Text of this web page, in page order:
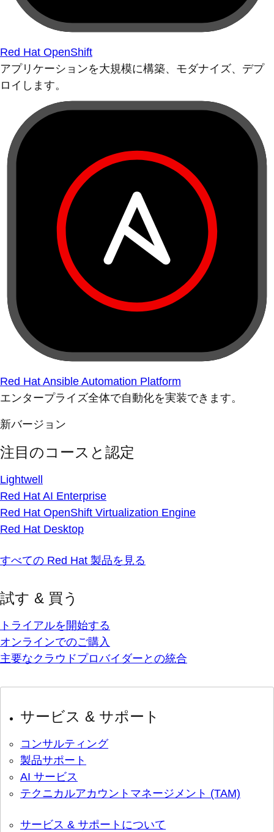
Red Hat OpenShift
アプリケーションを大規模に構築、モダナイズ、デプ
ロイします。
Red Hat Ansible Automation Platform
エンタープライズ全体で自動化を実装できます。
新バージョン
注目のコースと認定
Lightwell
Red Hat AI Enterprise
Red Hat OpenShift Virtualization Engine
Red Hat Desktop
すべての Red Hat 製品を見る
試す & 買う
トライアルを開始する
オンラインでのご購入
主要なクラウドプロバイダーとの統合
サービス & サポート
コンサルティング
製品サポート
AI サービス
テクニカルアカウントマネージメント (TAM)
サービス & サポートについて